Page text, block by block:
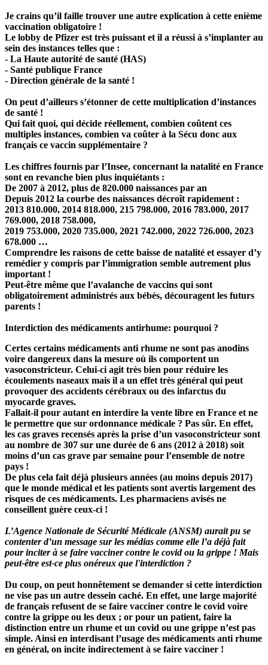
Je crains qu’il faille trouver une autre explication à cette enième
vaccination obligatoire !
Le lobby de Pfizer est très puissant et il a réussi à s’implanter au
sein des instances telles que :
- La Haute autorité de santé (HAS)
- Santé publique France
- Direction générale de la santé !
On peut d’ailleurs s’étonner de cette multiplication d’instances
de santé !
Qui fait quoi, qui décide réellement, combien coûtent ces
multiples instances, combien va coûter à la Sécu donc aux
français ce vaccin supplémentaire ?
Les chiffres fournis par l’Insee, concernant la natalité en France
sont en revanche bien plus inquiétants :
De 2007 à 2012, plus de 820.000 naissances par an
Depuis 2012 la courbe des naissances décroît rapidement :
2013 810.000, 2014 818.000, 215 798.000, 2016 783.000, 2017
769.000, 2018 758.000,
2019 753.000, 2020 735.000, 2021 742.000, 2022 726.000, 2023
678.000 …
Comprendre les raisons de cette baisse de natalité et essayer d’y
remédier y compris par l’immigration semble autrement plus
important !
Peut-être même que l’avalanche de vaccins qui sont
obligatoirement administrés aux bébés, découragent les futurs
parents !
Interdiction des médicaments antirhume: pourquoi ?
Certes certains médicaments anti rhume ne sont pas anodins
voire dangereux dans la mesure où ils comportent un
vasoconstricteur. Celui-ci agit très bien pour réduire les
écoulements naseaux mais il a un effet très général qui peut
provoquer des accidents cérébraux ou des infarctus du
myocarde graves.
Fallait-il pour autant en interdire la vente libre en France et ne
le permettre que sur ordonnance médicale ? Pas sûr. En effet,
les cas graves recensés après la prise d’un vasoconstricteur sont
au nombre de 307 sur une durée de 6 ans (2012 à 2018) soit
moins d’un cas grave par semaine pour l’ensemble de notre
pays !
De plus cela fait déjà plusieurs années (au moins depuis 2017)
que le monde médical et les patients sont avertis largement des
risques de ces médicaments. Les pharmaciens avisés ne
conseillent guère ceux-ci !
L’Agence Nationale de Sécurité Médicale (ANSM) aurait pu se
contenter d’un message sur les médias comme elle l’a déjà fait
pour inciter à se faire vacciner contre le covid ou la grippe ! Mais
peut-être est-ce plus onéreux que l'interdiction ?
Du coup, on peut honnêtement se demander si cette interdiction
ne vise pas un autre dessein caché. En effet, une large majorité
de français refusent de se faire vacciner contre le covid voire
contre la grippe ou les deux ; or pour un patient, faire la
distinction entre un rhume et un covid ou une grippe n’est pas
simple. Ainsi en interdisant l’usage des médicaments anti rhume
en général, on incite indirectement à se faire vacciner !